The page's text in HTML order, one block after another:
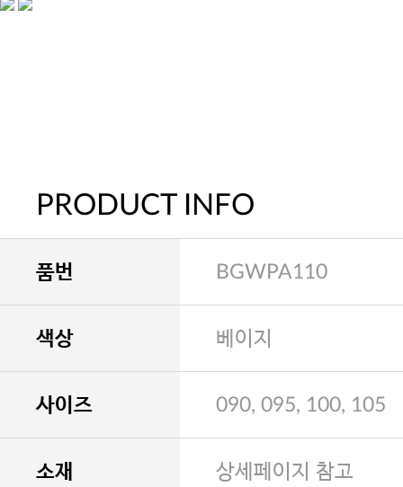
PRODUCT INFO
품번 BGWPA110
색상 베이지
사이즈 090, 095, 100, 105
소재 상세페이지 참고